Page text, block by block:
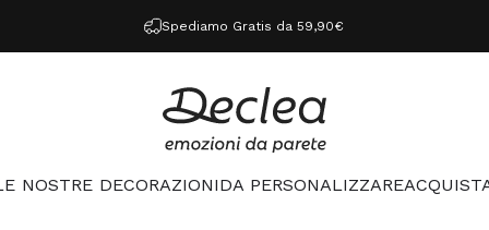
Spediamo Gratis da 59,90€
Declea
NOSTRE DECORAZIONIDA PERSONALIZZARE